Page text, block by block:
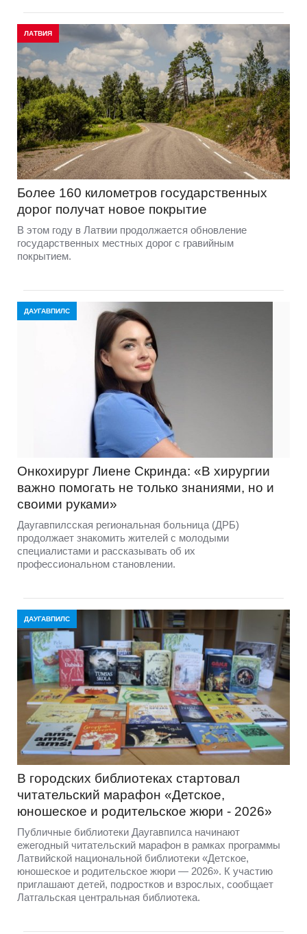
ЛАТВИЯ
Более 160 километров государственных
дорог получат новое покрытие
В этом году в Латвии продолжается обновление
государственных местных дорог с гравийным
покрытием.
ДАУГАВПИЛС
Онкохирург Лиене Скринда: «В хирургии
важно помогать не только знаниями, но и
своими руками»
Даугавпилсская региональная больница (ДРБ)
продолжает знакомить жителей с молодыми
специалистами и рассказывать об их
профессиональном становлении.
ДАУГАВПИЛС
В городских библиотеках стартовал
читательский марафон «Детское,
юношеское и родительское жюри - 2026»
Публичные библиотеки Даугавпилса начинают
ежегодный читательский марафон в рамках программы
Латвийской национальной библиотеки «Детское,
юношеское и родительское жюри — 2026». К участию
приглашают детей, подростков и взрослых, сообщает
Латгальская центральная библиотека.